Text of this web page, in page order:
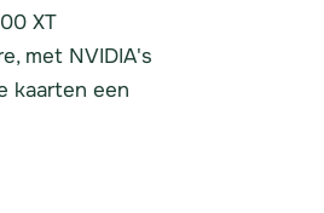
XT
met NVIDIA's
kaarten een